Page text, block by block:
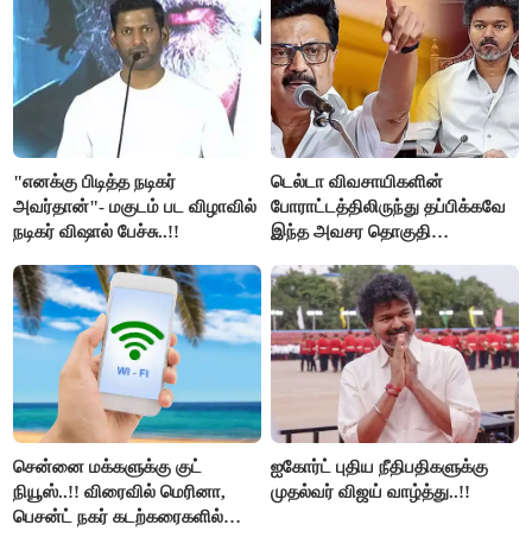
"எனக்கு பிடித்த நடிகர்
அவர்தான்"- மகுடம் பட விழாவில்
நடிகர் விஷால் பேச்சு..!!
டெல்டா விவசாயிகளின்
போராட்டத்திலிருந்து தப்பிக்கவே
இந்த அவசர தொகுதி
அரங்கேற்றுகிறார் முதலமைச்சர் -
திமுக ஐடி விங்..!!
சென்னை மக்களுக்கு குட்
நியூஸ்..!! விரைவில் மெரினா,
பெசன்ட் நகர் கடற்கரைகளில்
ஐகோர்ட் புதிய நீதிபதிகளுக்கு
முதல்வர் விஜய் வாழ்த்து..!!